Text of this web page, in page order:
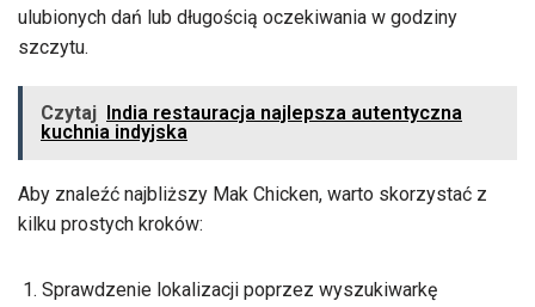
ulubionych dań lub długością oczekiwania w godziny
szczytu.
Czytaj India restauracja najlepsza autentyczna
kuchnia indyjska
Aby znaleźć najbliższy Mak Chicken, warto skorzystać z
kilku prostych kroków:
Sprawdzenie lokalizacji poprzez wyszukiwarkę